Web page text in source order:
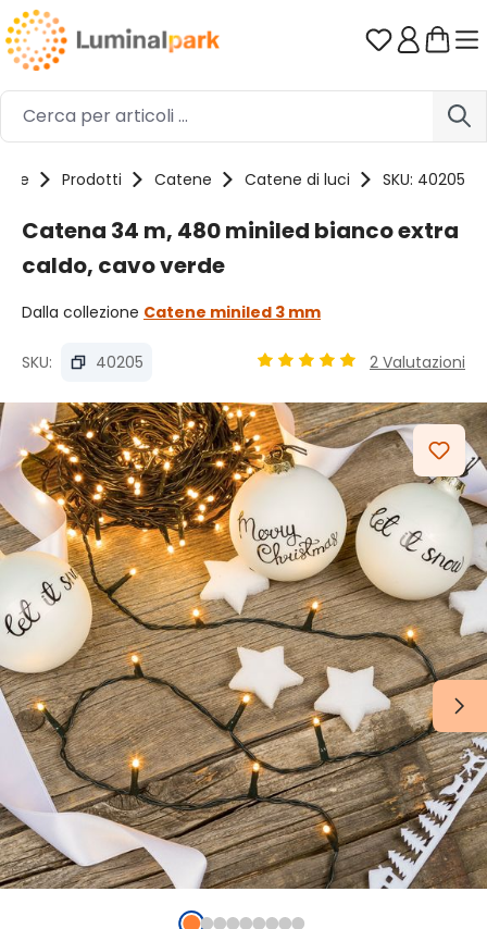
Passa al contenuto principale Hai 0
Prodotti Catene Catene di luci SKU: 40205
Catena 34 m, 480 miniled bianco extra
caldo, cavo verde
Dalla collezione Catene miniled 3 mm
SKU: 40205 2 Valutazioni
Salta la galleria di immagini